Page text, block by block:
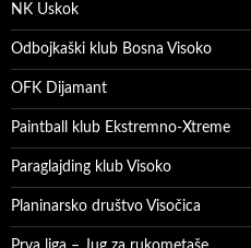
NK Uskok
Odbojkaški klub Bosna Visoko
OFK Dijamant
Paintball klub Ekstremno-Xtreme
Paraglajding klub Visoko
Planinarsko društvo Visočica